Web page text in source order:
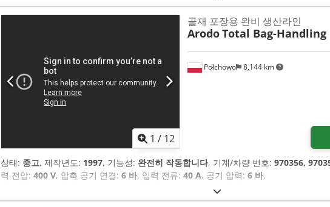
1 / 12
Połchowo 8,144 km
골재 포장용 완비 생산라인
ArodoTotal Bag-Handling
상태: 중고, 제작년도: 1997, 기능성: 완전히 작동합니다, 기계/차량 번호: 970356,
력 전압: 400 V, 압축 공기 연결: 6 바, 입력 전류: 40 A, 공기 압력: 6 바,